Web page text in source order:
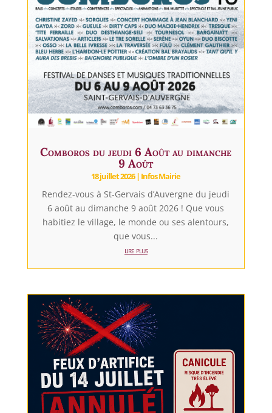
Comboros du jeudi 6 Août au dimanche
9 Août
18 juillet 2026| Infos Mairie
Rendez-vous à St-Gervais d’Auvergne du jeudi
6 août au dimanche 9 août 2026 ! Que vous
habitiez le village, le monde ou ses alentours,
que vous...
lire plus